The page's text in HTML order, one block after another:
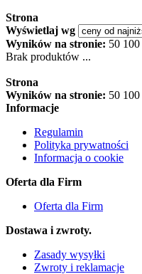
Strona
Wyświetlaj wg
Wyników na stronie: 50 100
Brak produktów ...
Strona
Wyników na stronie: 50 100
Informacje
Regulamin
Polityka prywatności
Informacja o cookie
Oferta dla Firm
Oferta dla Firm
Dostawa i zwroty.
Zasady wysyłki
Zwroty i reklamacje